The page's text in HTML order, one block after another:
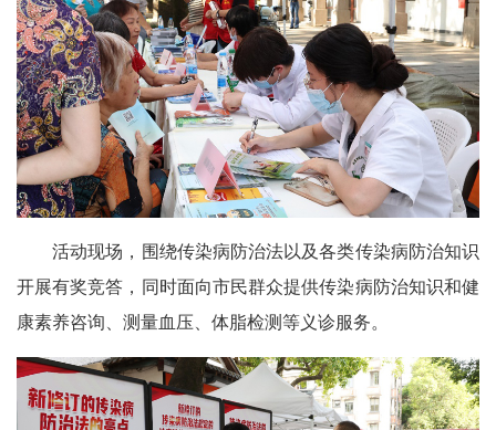
活动现场，围绕传染病防治法以及各类传染病防治知识
开展有奖竞答，同时面向市民群众提供传染病防治知识和健
康素养咨询、测量血压、体脂检测等义诊服务。